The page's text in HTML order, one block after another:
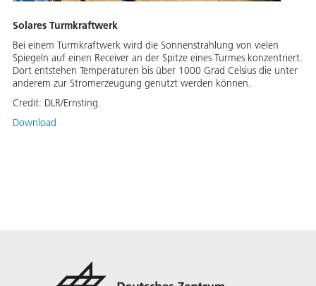
Solares Turmkraftwerk
Bei einem Turmkraftwerk wird die Sonnenstrahlung von vielen
Spiegeln auf einen Receiver an der Spitze eines Turmes konzentriert.
Dort entstehen Temperaturen bis über 1000 Grad Celsius die unter
anderem zur Stromerzeugung genutzt werden können.
Credit: DLR/Ernsting.
Download